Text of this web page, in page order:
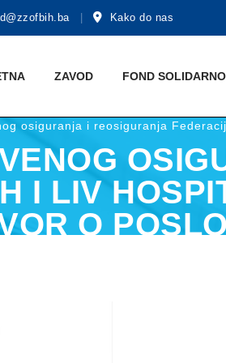
Kako do nas
ZAVOD FOND
osiguranja i reosiguranja
I LIV
O